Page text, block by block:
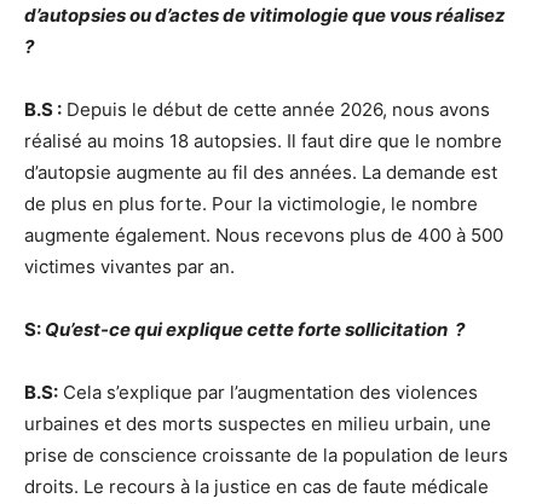
d’autopsies ou d’actes de vitimologie que vous réalisez
?
B.S : Depuis le début de cette année 2026, nous avons
réalisé au moins 18 autopsies. Il faut dire que le nombre
d’autopsie augmente au fil des années. La demande est
de plus en plus forte. Pour la victimologie, le nombre
augmente également. Nous recevons plus de 400 à 500
victimes vivantes par an.
S: Qu’est-ce qui explique cette forte sollicitation ?
B.S: Cela s’explique par l’augmentation des violences
urbaines et des morts suspectes en milieu urbain, une
prise de conscience croissante de la population de leurs
droits. Le recours à la justice en cas de faute médicale